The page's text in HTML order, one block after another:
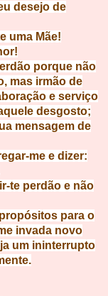
desejo de
uma Mãe!
porque não
mas irmão de
e serviço
desgosto;
mensagem de
me e dizer:
te perdão e não
para o
invada novo
um ininterrupto